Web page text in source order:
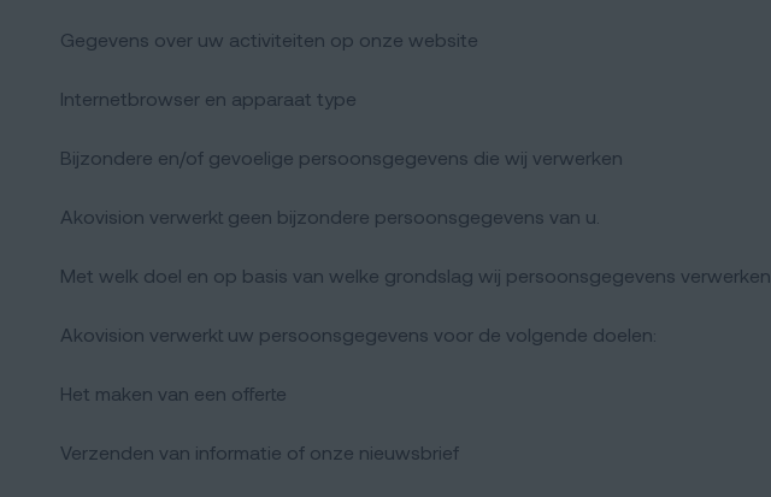
Gegevens over uw activiteiten op onze website
Internetbrowser en apparaat type
Bijzondere en/of gevoelige persoonsgegevens die wij verwerken
Akovision verwerkt geen bijzondere persoonsgegevens van u.
Met welk doel en op basis van welke grondslag wij persoonsgegevens verwerken
Akovision verwerkt uw persoonsgegevens voor de volgende doelen:
Het maken van een offerte
Verzenden van informatie of onze nieuwsbrief